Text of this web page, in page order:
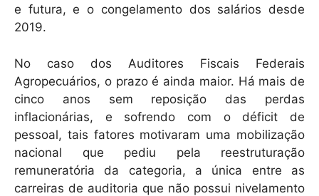
e futura, e o congelamento dos salários desde
2019.
No caso dos Auditores Fiscais Federais
Agropecuários, o prazo é ainda maior. Há mais de
cinco anos sem reposição das perdas
inflacionárias, e sofrendo com o déficit de
pessoal, tais fatores motivaram uma mobilização
nacional que pediu pela reestruturação
remuneratória da categoria, a única entre as
carreiras de auditoria que não possui nivelamento